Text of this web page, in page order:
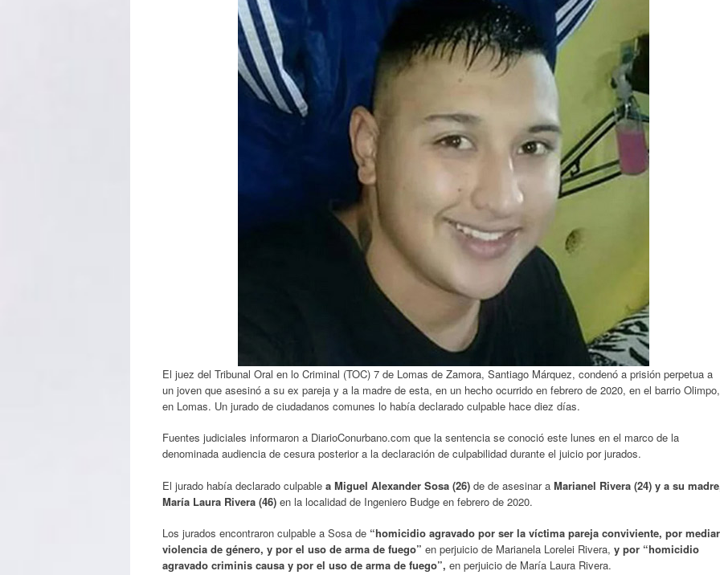
El juez del Tribunal Oral en lo Criminal (TOC) 7 de Lomas de Zamora, Santiago Márquez, condenó a prisión perpetua a
un joven que asesinó a su ex pareja y a la madre de esta, en un hecho ocurrido en febrero de 2020, en el barrio Olimpo,
en Lomas. Un jurado de ciudadanos comunes lo había declarado culpable hace diez días.
Fuentes judiciales informaron a DiarioConurbano.com que la sentencia se conoció este lunes en el marco de la
denominada audiencia de cesura posterior a la declaración de culpabilidad durante el juicio por jurados.
El jurado había declarado culpable a Miguel Alexander Sosa (26) de de asesinar a Marianel Rivera (24) y a su
María Laura Rivera (46) en la localidad de Ingeniero Budge en febrero de 2020.
Los jurados encontraron culpable a Sosa de “homicidio agravado por ser la víctima pareja conviviente, por mediar
violencia de género, y por el uso de arma de fuego” en perjuicio de Marianela Lorelei Rivera, y por “homicidio
agravado criminis causa y por el uso de arma de fuego”, en perjuicio de María Laura Rivera.